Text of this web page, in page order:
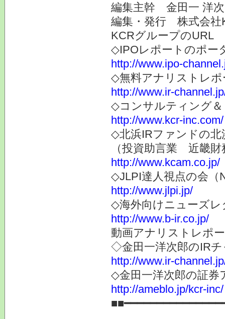
編集主幹 金田一 洋
編集・発行 株式会社
KCRグループのURL
◇IPOレポートのポー
http://www.ipo-
◇無料アナリストレ
http://www.ir-
◇コンサルティング＆
http://www.kcr-inc.com/
◇北浜IRファンドの北
（投資助言業 近畿財
http://www.kcam.co.jp/
◇JLPI達人視点の会（
http://www.jlpi.jp/
◇海外向けニューズレ
http://www.b-ir.co.jp/
動画アナリストレポ
◇金田一洋次郎のIR
http://www.ir-
◇金田一洋次郎の証券
http://ameblo.jp/kcr-inc/